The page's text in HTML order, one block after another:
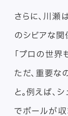
さらに、川瀬
のシビアな関
「プロの世界
ただ、重要な
と。例えば、
でボールが収